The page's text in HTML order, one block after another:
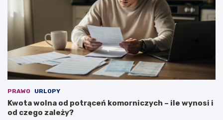
PRAWO URLOPY
Kwota wolna od potrąceń komorniczych – ile wynosi i
od czego zależy?